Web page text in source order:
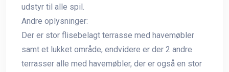
udstyr til alle spil.
Andre oplysninger:
Der er stor flisebelagt terrasse med havemøbler
samt et lukket område, endvidere er der 2 andre
terrasser alle med havemøbler, der er også en stor